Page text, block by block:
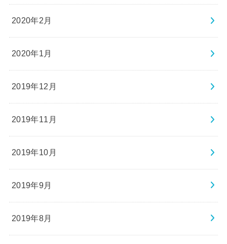
2020年2月
2020年1月
2019年12月
2019年11月
2019年10月
2019年9月
2019年8月